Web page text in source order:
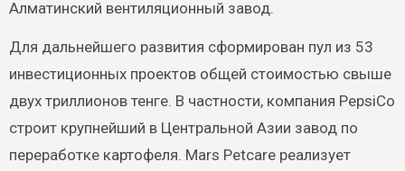
Алматинский вентиляционный завод.
Для дальнейшего развития сформирован пул из 53
инвестиционных проектов общей стоимостью свыше
двух триллионов тенге. В частности, компания PepsiCo
строит крупнейший в Центральной Азии завод по
переработке картофеля. Mars Petcare реализует